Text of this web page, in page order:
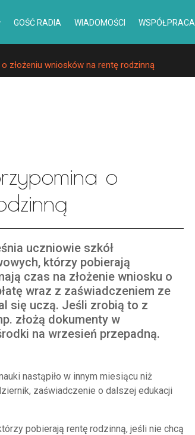
GOŚĆ RADIA WIADOMOŚCI WSPÓŁPRACA
złożeniu wniosków na rentę rodzinną
o
uczniowie szkół
którzy pobierają
czas na złożenie wniosku o
wraz z zaświadczeniem ze
się uczą. Jeśli zrobią to z
złożą dokumenty w
na wrzesień przepadną.
nastąpiło w innym miesiącu niż
zaświadczenie o dalszej edukacji
pobierają rentę rodzinną, jeśli nie chcą